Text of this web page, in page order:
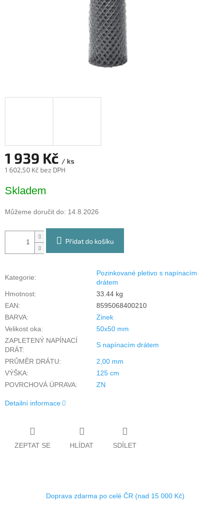
1 939 Kč / ks
1 602,50 Kč bez DPH
cena:
Skladem
Můžeme doručit do: 14.8.2026
Přidat do košíku
Kategorie:
Pozinkované pletivo s napínacím
drátem
Hmotnost:
33.44 kg
EAN:
8595068400210
BARVA:
Zinek
Velikost oka:
50x50 mm
ZAPLETENÝ NAPÍNACÍ
DRÁT:
S napínacím drátem
PRŮMĚR DRÁTU:
2,00 mm
VÝŠKA:
125 cm
POVRCHOVÁ ÚPRAVA: ZN
Detailní informace
ZEPTAT SE HLÍDAT SDÍLET
Doprava zdarma po celé ČR (nad 15 000 Kč)